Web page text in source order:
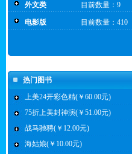
外文类 目前数量：9
电影版 目前数量：410
热门图书
上美24开彩色精(￥60.00元)
75折上美封神演(￥51.00元)
战马驰骋(￥12.00元)
海姑娘(￥10.00元)